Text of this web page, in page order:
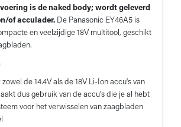
is de naked body; wordt geleverd
of acculader. De Panasonic EY46A5 is
en veelzijdige 18V multitool, geschikt
de 14.4V als de 18V Li-Ion accu's van
dus gebruik van de accu's die je al hebt
voor het verwisselen van zaagbladen